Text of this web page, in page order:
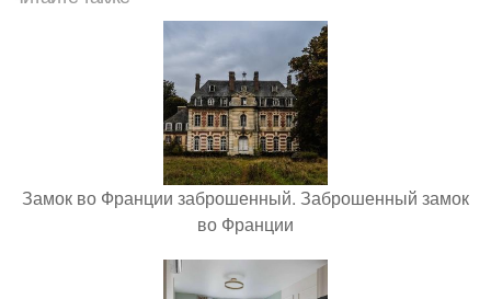
Замок во Франции заброшенный. Заброшенный замок
во Франции